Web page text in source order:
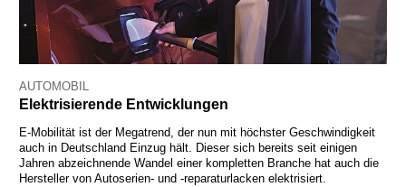
AUTOMOBIL
Elektrisierende Entwicklungen
E-Mobilität ist der Megatrend, der nun mit höchster Geschwindigkeit
auch in Deutschland Einzug hält. Dieser sich bereits seit einigen
Jahren abzeichnende Wandel einer kompletten Branche hat auch die
Hersteller von Autoserien- und -reparaturlacken elektrisiert.